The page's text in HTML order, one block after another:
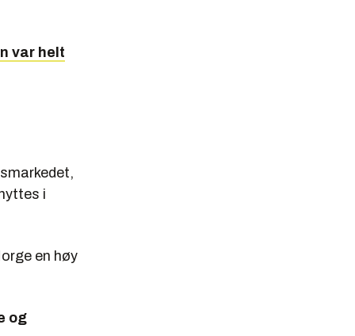
var helt
i
en høy
og